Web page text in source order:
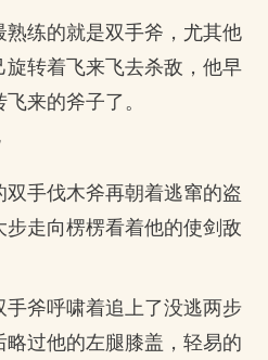
练的就是双手斧，尤其他
转着飞来飞去杀敌，他早
来的斧子了。
手伐木斧再朝着逃窜的盗
走向楞楞看着他的使剑敌
斧呼啸着追上了没逃两步
过他的左腿膝盖，轻易的